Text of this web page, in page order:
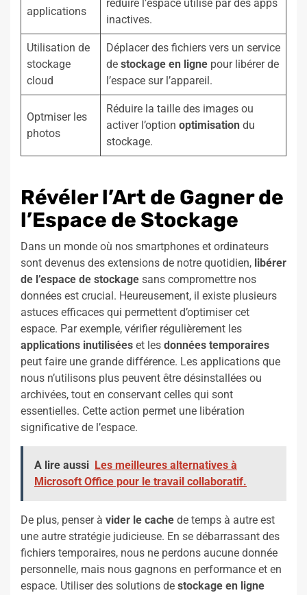
applications
réduire l’espace utilisé par des apps
inactives.
Utilisation de
stockage
cloud
Déplacer des fichiers vers un service
de stockage en ligne pour libérer de
l’espace sur l’appareil.
Optmiser les
photos
Réduire la taille des images ou
activer l’option optimisation du
stockage.
Révéler l’Art de Gagner de
l’Espace de Stockage
Dans un monde où nos smartphones et ordinateurs
sont devenus des extensions de notre quotidien, libérer
de l’espace de stockage sans compromettre nos
données est crucial. Heureusement, il existe plusieurs
astuces efficaces qui permettent d’optimiser cet
espace. Par exemple, vérifier régulièrement les
applications inutilisées et les données temporaires
peut faire une grande différence. Les applications que
nous n’utilisons plus peuvent être désinstallées ou
archivées, tout en conservant celles qui sont
essentielles. Cette action permet une libération
significative de l’espace.
A lire aussi Les meilleures alternatives à
Microsoft Office pour le travail collaboratif.
De plus, penser à vider le cache de temps à autre est
une autre stratégie judicieuse. En se débarrassant des
fichiers temporaires, nous ne perdons aucune donnée
personnelle, mais nous gagnons en performance et en
espace. Utiliser des solutions de stockage en ligne